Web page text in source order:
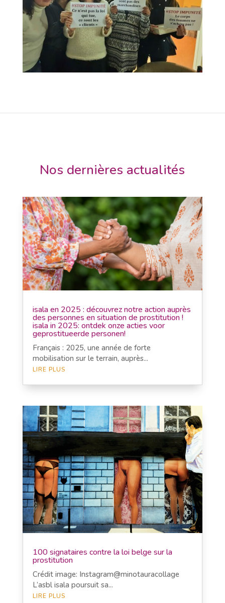
Nos dernières actualités
isala en 2025 : découvrez notre action auprès
des personnes en situation de prostitution !
isala in 2025: ontdek onze acties voor
geprostitueerde personen!
Français : 2025, une année de forte
mobilisation sur le terrain, auprès...
LIRE PLUS
100 signataires contre la loi belge sur la
prostitution
Crédit image: Instagram@minotauracollage
L’asbl isala poursuit sa...
LIRE PLUS